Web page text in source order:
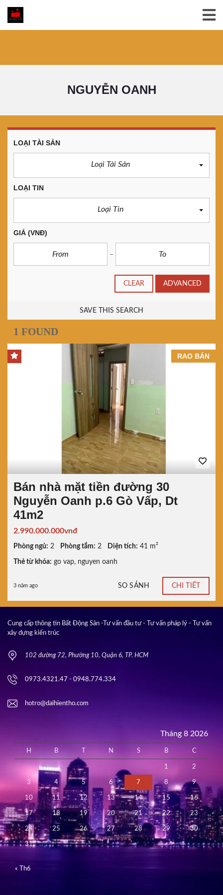
NGUYỄN OANH
LOẠI TÀI SẢN
Loại Tài Sản
LOẠI TIN
Loại Tin
GIÁ (VNĐ)
CLEAR ADVANCED
SAVE THIS SEARCH
1 FOUND
RAO BÁN
Bán nhà mặt tiền đường 30
Nguyễn Oanh p.6 Gò Vấp, Dt
41m2
2.990.000.000vnđ
Phòng ngủ: 2 Phòng tắm: 2 Diện tích: 41 m²
Thẻ từ khóa: go vap, nguyen oanh
3 năm ago SO SÁNH CHI TIẾT
Cung cấp thông tin Bất Động Sản -Tư vấn đầu tư - Tư vấn pháp lý - Tư vấn
xây dựng kiến trúc
102 đường 72, Phường 10, Quận 6, TP. HCM
0973.4321.47 - 0948.774.334
hotro@daihientho.com
Tháng 8 2026
H B N S B C
1 2
3 4 5 6 7 8 9
10 11 12 13 14 15 16
17 18 19 20 21 22 23
24 25 26 27 28 29 30
31
« Th6